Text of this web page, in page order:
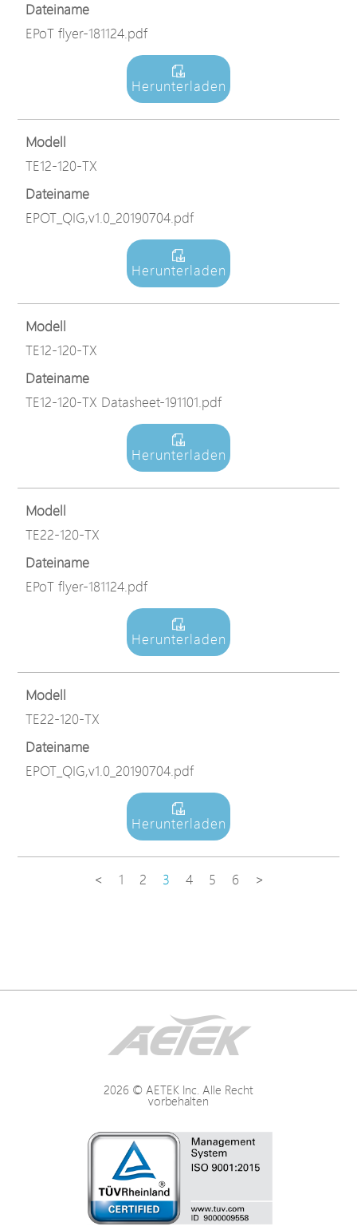
Dateiname
EPoT flyer-181124.pdf
Herunterladen
Modell
TE12-120-TX
Dateiname
EPOT_QIG,v1.0_20190704.pdf
Herunterladen
Modell
TE12-120-TX
Dateiname
TE12-120-TX Datasheet-191101.pdf
Herunterladen
Modell
TE22-120-TX
Dateiname
EPoT flyer-181124.pdf
Herunterladen
Modell
TE22-120-TX
Dateiname
EPOT_QIG,v1.0_20190704.pdf
Herunterladen
< 1 2 3 4 5 6 >
2026 © AETEK Inc. Alle Recht
vorbehalten